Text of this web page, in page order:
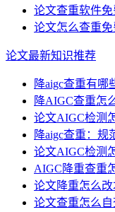
论文查重软件
论文怎么查重
论文最新知识推荐
降aigc查重有哪
降AIGC查重怎
论文AIGC检测
降aigc查重：
论文AIGC检测
AIGC降重查重
论文降重怎么改
论文查重怎么